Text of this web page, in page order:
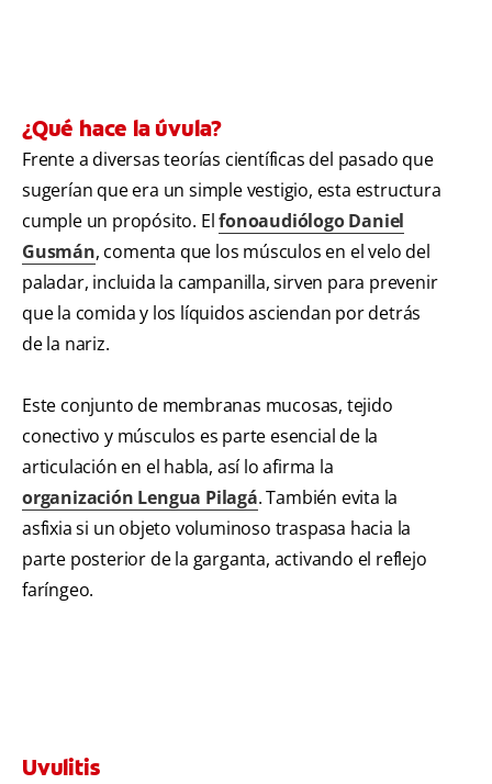
¿Qué hace la úvula?
Frente a diversas teorías científicas del pasado que
sugerían que era un simple vestigio, esta estructura
cumple un propósito. Elfonoaudiólogo Daniel
Gusmán, comenta que los músculos en el velo del
paladar, incluida la campanilla, sirven para prevenir
que la comida y los líquidos asciendan por detrás
de la nariz.
Este conjunto de membranas mucosas, tejido
conectivo y músculos es parte esencial de la
articulación en el habla, así lo afirma la
organización Lengua Pilagá. También evita la
asfixia si un objeto voluminoso traspasa hacia la
parte posterior de la garganta, activando el reflejo
faríngeo.
Uvulitis